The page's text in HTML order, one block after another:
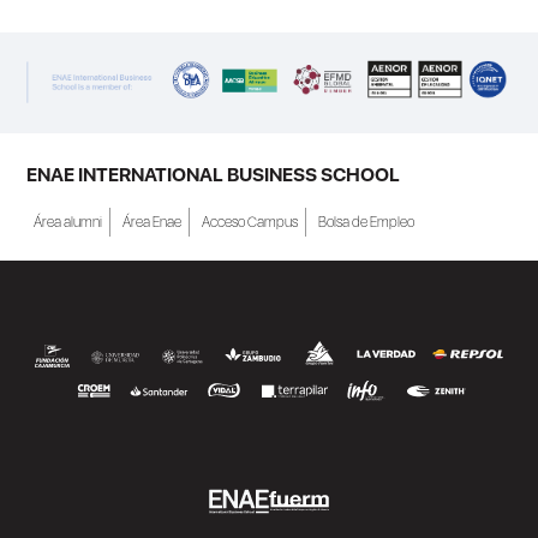
ENAE INTERNATIONAL BUSINESS SCHOOL
Área alumni Área Enae Acceso Campus Bolsa de Empleo